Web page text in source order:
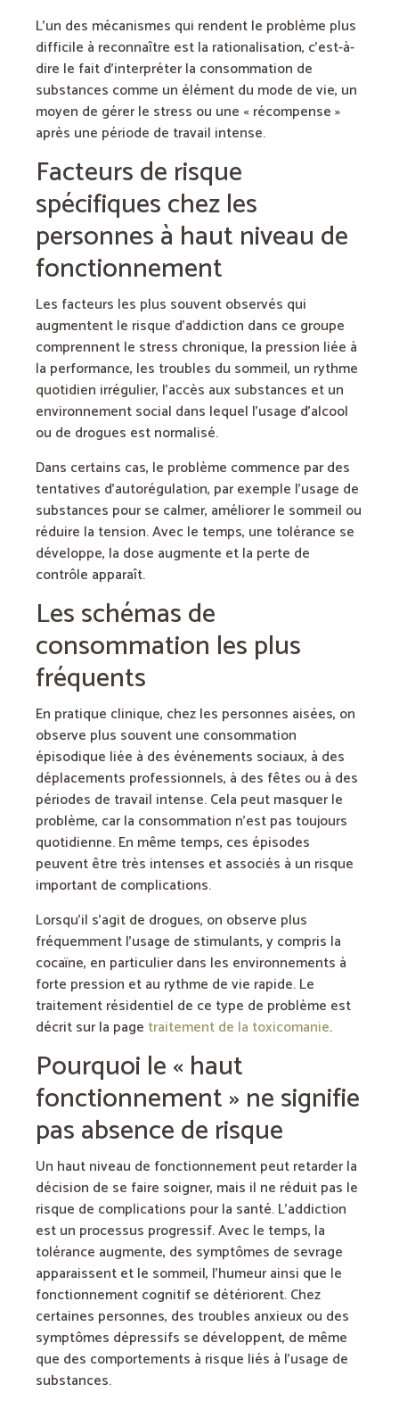
L’un des mécanismes qui rendent le problème plus
difficile à reconnaître est la rationalisation, c’est-à-
dire le fait d’interpréter la consommation de
substances comme un élément du mode de vie, un
moyen de gérer le stress ou une « récompense »
après une période de travail intense.
Facteurs de risque
spécifiques chez les
personnes à haut niveau de
fonctionnement
Les facteurs les plus souvent observés qui
augmentent le risque d’addiction dans ce groupe
comprennent le stress chronique, la pression liée à
la performance, les troubles du sommeil, un rythme
quotidien irrégulier, l’accès aux substances et un
environnement social dans lequel l’usage d’alcool
ou de drogues est normalisé.
Dans certains cas, le problème commence par des
tentatives d’autorégulation, par exemple l’usage de
substances pour se calmer, améliorer le sommeil ou
réduire la tension. Avec le temps, une tolérance se
développe, la dose augmente et la perte de
contrôle apparaît.
Les schémas de
consommation les plus
fréquents
En pratique clinique, chez les personnes aisées, on
observe plus souvent une consommation
épisodique liée à des événements sociaux, à des
déplacements professionnels, à des fêtes ou à des
périodes de travail intense. Cela peut masquer le
problème, car la consommation n’est pas toujours
quotidienne. En même temps, ces épisodes
peuvent être très intenses et associés à un risque
important de complications.
Lorsqu’il s’agit de drogues, on observe plus
fréquemment l’usage de stimulants, y compris la
cocaïne, en particulier dans les environnements à
forte pression et au rythme de vie rapide. Le
traitement résidentiel de ce type de problème est
décrit sur la page traitement de la toxicomanie.
Pourquoi le « haut
fonctionnement » ne signifie
pas absence de risque
Un haut niveau de fonctionnement peut retarder la
décision de se faire soigner, mais il ne réduit pas le
risque de complications pour la santé. L’addiction
est un processus progressif. Avec le temps, la
tolérance augmente, des symptômes de sevrage
apparaissent et le sommeil, l’humeur ainsi que le
fonctionnement cognitif se détériorent. Chez
certaines personnes, des troubles anxieux ou des
symptômes dépressifs se développent, de même
que des comportements à risque liés à l’usage de
substances.